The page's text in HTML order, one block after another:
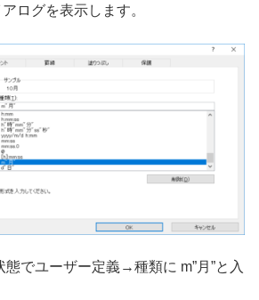
ログを表示します。
でユーザー定義→種類に m”月”と入